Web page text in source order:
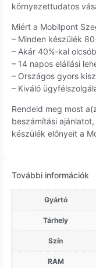
környezettudatos
Miért a Mobilpont
– Minden készülék
– Akár 40%-kal
– 14 napos elállási
– Országos gyors
– Kiváló
Rendeld meg most
beszámítási
készülék előnyeit a
További információk
Gyártó
Tárhely
Szín
RAM